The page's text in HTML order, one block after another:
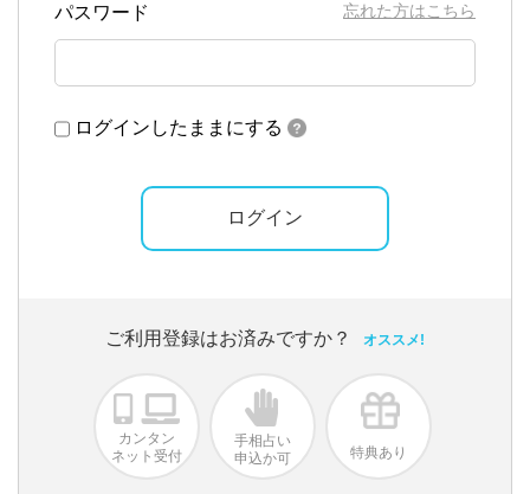
パスワード 忘れた方はこちら
ログインしたままにする
ご利用登録はお済みですか？ オススメ!
カンタン
ネット受付
手相占い
申込か可
特典あり